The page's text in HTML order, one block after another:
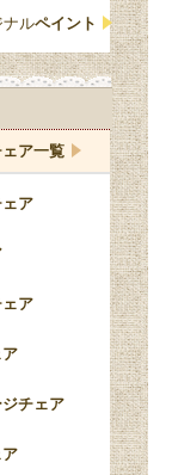
ン・間
チャ
ュリー
一覧
グ
グ
ング
ン
ズ
ール
ナルペイント
ア一覧
ア
ア
ア
チェア